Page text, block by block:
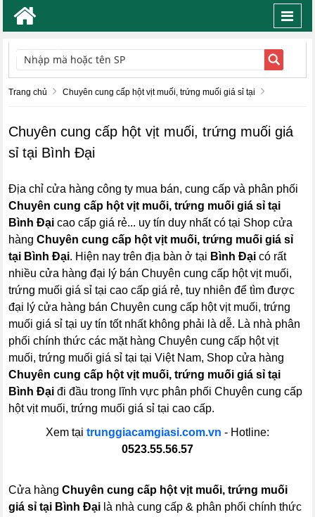
TÌM KIẾM
Trang chủ Chuyên cung cấp hột vịt muối, trứng muối giá sỉ tại
Chuyên cung cấp hột vịt muối, trứng muối giá
sỉ tại Bình Đại
Địa chỉ cửa hàng công ty mua bán, cung cấp và phân phối
Chuyên cung cấp hột vịt muối, trứng muối giá sỉ tại
Bình Đại cao cấp giá rẻ... uy tín duy nhất có tại Shop cửa
hàngChuyên cung cấp hột vịt muối, trứng muối giá sỉ
tại Bình Đại. Hiện nay trên địa bàn ở tại Bình Đại có rất
nhiều cửa hàng đại lý bán Chuyên cung cấp hột vịt muối,
trứng muối giá sỉ tại cao cấp giá rẻ, tuy nhiên để tìm được
đại lý cửa hàng bán Chuyên cung cấp hột vịt muối, trứng
muối giá sỉ tại uy tín tốt nhất không phải là dễ. Là nhà phân
phối chính thức các mặt hàng Chuyên cung cấp hột vịt
muối, trứng muối giá sỉ tại tại Việt Nam, Shop cửa hàng
Chuyên cung cấp hột vịt muối, trứng muối giá sỉ tại
Bình Đại đi đầu trong lĩnh vực phân phối Chuyên cung cấp
hột vịt muối, trứng muối giá sỉ tại cao cấp.
Xem tại trunggiacamgiasi.com.vn - Hotline:
0523.55.56.57
Cửa hàngChuyên cung cấp hột vịt muối, trứng muối
giá sỉ tại Bình Đại là nhà cung cấp & phân phối chính thức